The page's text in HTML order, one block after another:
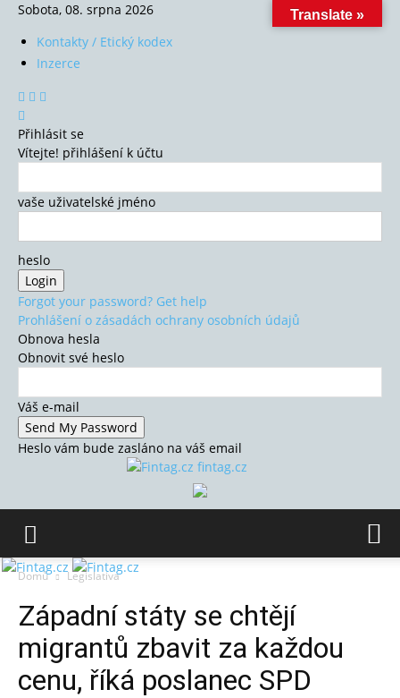
Sobota, 08. srpna 2026
Kontakty / Etický kodex
Inzerce
Přihlásit se
Vítejte! přihlášení k účtu
vaše uživatelské jméno
heslo
Forgot your password? Get help
Prohlášení o zásadách ochrany osobních údajů
Obnova hesla
Obnovit své heslo
Váš e-mail
Heslo vám bude zasláno na váš email
fintag.cz
Domů Legislativa
Západní státy se chtějí
migrantů zbavit za každou
cenu, říká poslanec SPD
Translate »